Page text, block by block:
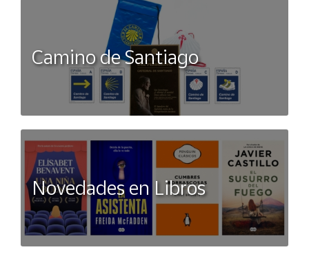
Camino de Santiago
Novedades en Libros